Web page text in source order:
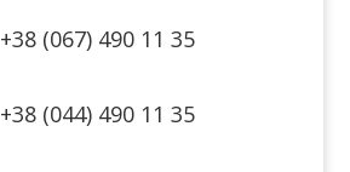
+38 (067) 490 11 35
+38 (044) 490 11 35